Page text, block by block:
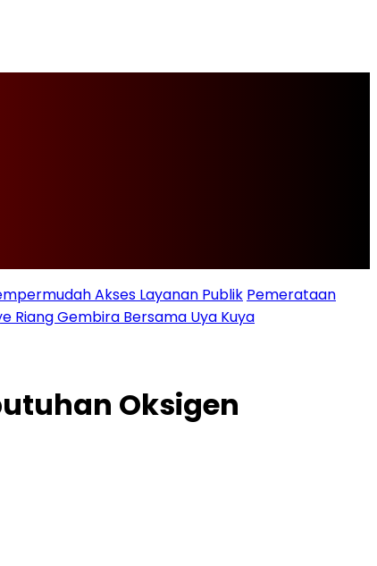
Akses Layanan Publik Pemerataan
Riang Gembira Bersama Uya Kuya
Oksigen